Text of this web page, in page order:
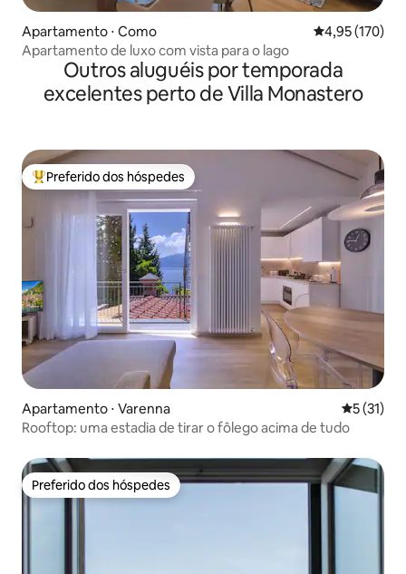
Apartamento ⋅ Como 4,95 de uma
4,95 (170)
Apartamento de luxo com vista para o lago
Outros aluguéis por temporada
excelentes perto de Villa Monastero
Entre os melhores preferidos dos hóspedes
Preferido dos hóspedes
Apartamento ⋅ Varenna 5 de uma
5 (31)
Rooftop: uma estadia de tirar o fôlego acima de tudo
Preferido dos hóspedes
Preferido dos hóspedes